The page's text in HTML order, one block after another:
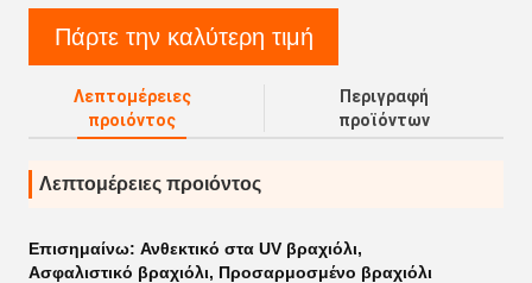
Πάρτε την καλύτερη τιμή
Λεπτομέρειες
προιόντος
Περιγραφή
προϊόντων
Λεπτομέρειες προιόντος
Επισημαίνω: Ανθεκτικό στα UV βραχιόλι,
Ασφαλιστικό βραχιόλι, Προσαρμοσμένο βραχιόλι